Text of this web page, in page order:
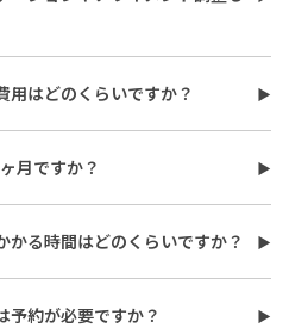
気圧・タイヤの片減り・外傷・
いただいています。
ンやアライメント測定・調整も承
使い続けると摩耗が偏るため、
ンをおすすめしています。アラ
が必要で、対応状況や所要時間
異なりますので、ご希望の場合は
すめしています。詳しくは店舗
ださい。
用はどのくらいですか？
用は使用するオイルの種類（鉱物
度、交換量によって変わります。
る場合もございますので、総額
きます。詳しくは店舗スタッフ
月ですか？
の目安は走行3,000〜5,000kmま
す。走行距離が短くても短距離
合は早めの交換が必要です。詳
ご相談ください。
かる時間はどのくらいですか？
最短で約30分程度で対応可能で
や、在庫・車種、作業時期等に
ので、詳しくは店舗スタッフま
予約が必要ですか？